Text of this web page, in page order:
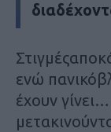
ενώ
έχουν